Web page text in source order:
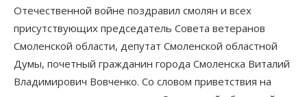
Отечественной войне поздравил смолян и всех
присутствующих председатель Совета ветеранов
Смоленской области, депутат Смоленской областной
Думы, почетный гражданин города Смоленска Виталий
Владимирович Вовченко. Со словом приветствия на